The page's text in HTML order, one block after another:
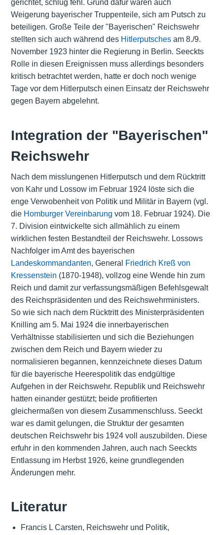
gerichtet, schlug fehl. Grund dafür waren auch
Weigerung bayerischer Truppenteile, sich am Putsch zu
beteiligen. Große Teile der "Bayerischen" Reichswehr
stellten sich auch während des Hitlerputschesam 8./9.
November 1923 hinter die Regierung in Berlin. Seeckts
Rolle in diesen Ereignissen muss allerdings besonders
kritisch betrachtet werden, hatte er doch noch wenige
Tage vor dem Hitlerputsch einen Einsatz der Reichswehr
gegen Bayern abgelehnt.
Integration der "Bayerischen"
Reichswehr
Nach dem misslungenen Hitlerputsch und dem Rücktritt
von Kahr und Lossow im Februar 1924 löste sich die
enge Verwobenheit von Politik und Militär in Bayern (vgl.
die Homburger Vereinbarung vom 18. Februar 1924). Die
7. Division eintwickelte sich allmählich zu einem
wirklichen festen Bestandteil der Reichswehr. Lossows
Nachfolger im Amt des bayerischen
Landeskommandanten, General
Friedrich Kreß von
Kressenstein (1870-1948), vollzog eine Wende hin zum
Reich und damit zur verfassungsmäßigen Befehlsgewalt
des Reichspräsidenten und des Reichswehrministers.
So wie sich nach dem Rücktritt des Ministerpräsidenten
Knilling am 5. Mai 1924 die innerbayerischen
Verhältnisse stabilisierten und sich die Beziehungen
zwischen dem Reich und Bayern wieder zu
normalisieren begannen, kennzeichnete dieses Datum
für die bayerische Heerespolitik das endgültige
Aufgehen in der Reichswehr. Republik und Reichswehr
hatten einander gestützt; beide profitierten
gleichermaßen von diesem Zusammenschluss. Seeckt
war es damit gelungen, die Struktur der gesamten
deutschen Reichswehr bis 1924 voll auszubilden. Diese
erfuhr in den kommenden Jahren, auch nach Seeckts
Entlassung im Herbst 1926, keine grundlegenden
Änderungen mehr.
Literatur
Francis L Carsten, Reichswehr und Politik,